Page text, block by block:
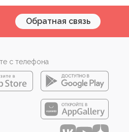
Обратная связь
с телефона